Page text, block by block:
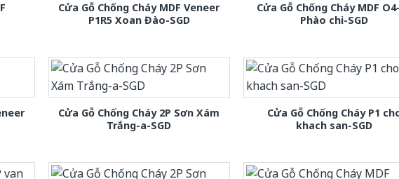
Cửa Gỗ Chống Cháy MDF Veneer
P1R5 Xoan Đào-SGD
Cửa Gỗ Chống Cháy MDF
Phào chi-SGD
Cửa Gỗ Chống Cháy 2P Sơn Xám
Trắng-a-SGD
Cửa Gỗ Chống Cháy P1
khach san-SGD